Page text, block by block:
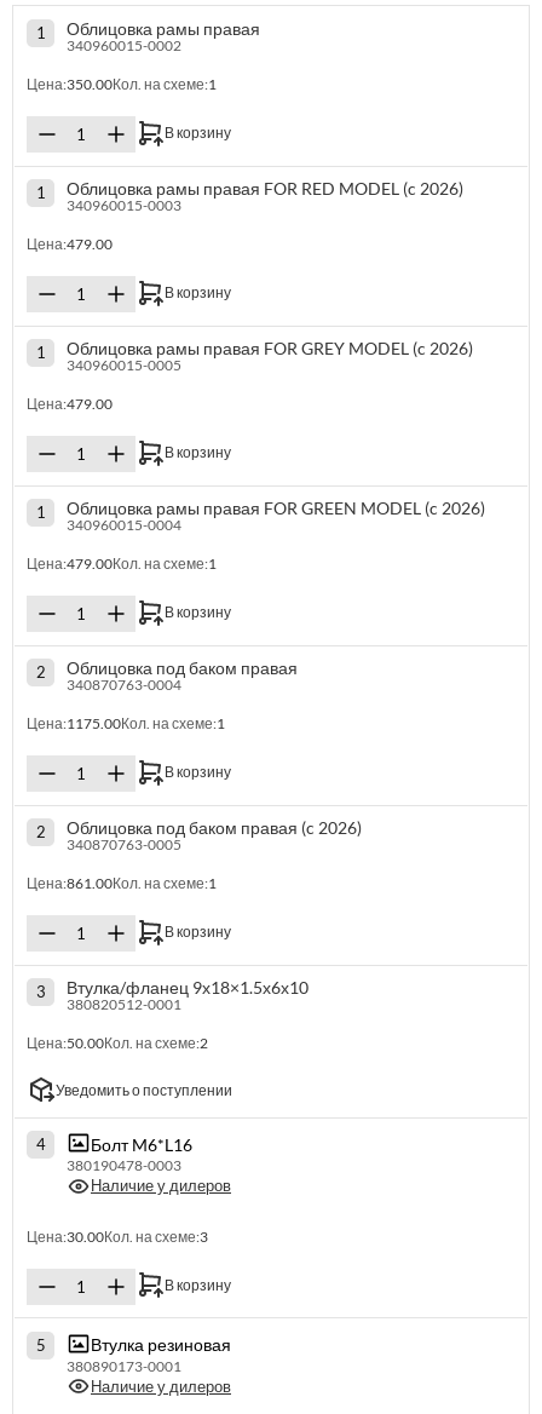
1 Облицовка рамы правая
340960015-0002
Цена:350.00Кол. на схеме:1
В корзину
1 Облицовка рамы правая FOR RED MODEL (c 2026)
340960015-0003
Цена:479.00
В корзину
1 Облицовка рамы правая FOR GREY MODEL (c 2026)
340960015-0005
Цена:479.00
В корзину
1 Облицовка рамы правая FOR GREEN MODEL (c 2026)
340960015-0004
Цена:479.00Кол. на схеме:1
В корзину
2 Облицовка под баком правая
340870763-0004
Цена:1175.00Кол. на схеме:1
В корзину
2 Облицовка под баком правая (c 2026)
340870763-0005
Цена:861.00Кол. на схеме:1
В корзину
3 Втулка/фланец 9х18×1.5х6х10
380820512-0001
Цена:50.00Кол. на схеме:2
Уведомить о поступлении
4 Болт M6*L16
380190478-0003
Наличие у дилеров
Цена:30.00Кол. на схеме:3
В корзину
5 Втулка резиновая
380890173-0001
Наличие у дилеров